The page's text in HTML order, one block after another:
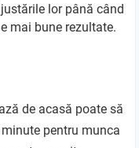
lor până când
mai bune rezultate.
de acasă poate să
pentru munca